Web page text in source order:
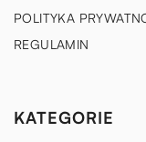
POLITYKA
REGULAMIN
KATEGORIE